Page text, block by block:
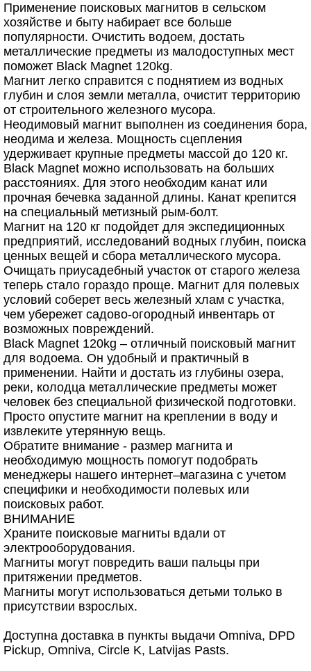
Применение поисковых магнитов в сельском
хозяйстве и быту набирает все больше
популярности. Очистить водоем, достать
металлические предметы из малодоступных мест
поможет Black Magnet 120kg.
Магнит легко справится с поднятием из водных
глубин и слоя земли металла, очистит территорию
от строительного железного мусора.
Неодимовый магнит выполнен из соединения бора,
неодима и железа. Мощность сцепления
удерживает крупные предметы массой до 120 кг.
Black Magnet можно использовать на больших
расстояниях. Для этого необходим канат или
прочная бечевка заданной длины. Канат крепится
на специальный метизный рым-болт.
Магнит на 120 кг подойдет для экспедиционных
предприятий, исследований водных глубин, поиска
ценных вещей и сбора металлического мусора.
Очищать приусадебный участок от старого железа
теперь стало гораздо проще. Магнит для полевых
условий соберет весь железный хлам с участка,
чем убережет садово-огородный инвентарь от
возможных повреждений.
Black Magnet 120kg – отличный поисковый магнит
для водоема. Он удобный и практичный в
применении. Найти и достать из глубины озера,
реки, колодца металлические предметы может
человек без специальной физической подготовки.
Просто опустите магнит на креплении в воду и
извлеките утерянную вещь.
Обратите внимание - размер магнита и
необходимую мощность помогут подобрать
менеджеры нашего интернет–магазина с учетом
специфики и необходимости полевых или
поисковых работ.
ВНИМАНИЕ
Храните поисковые магниты вдали от
электрооборудования.
Магниты могут повредить ваши пальцы при
притяжении предметов.
Магниты могут использоваться детьми только в
присутствии взрослых.
Доступна доставка в пункты выдачи Omniva, DPD
Pickup, Omniva, Circle K, Latvijas Pasts.